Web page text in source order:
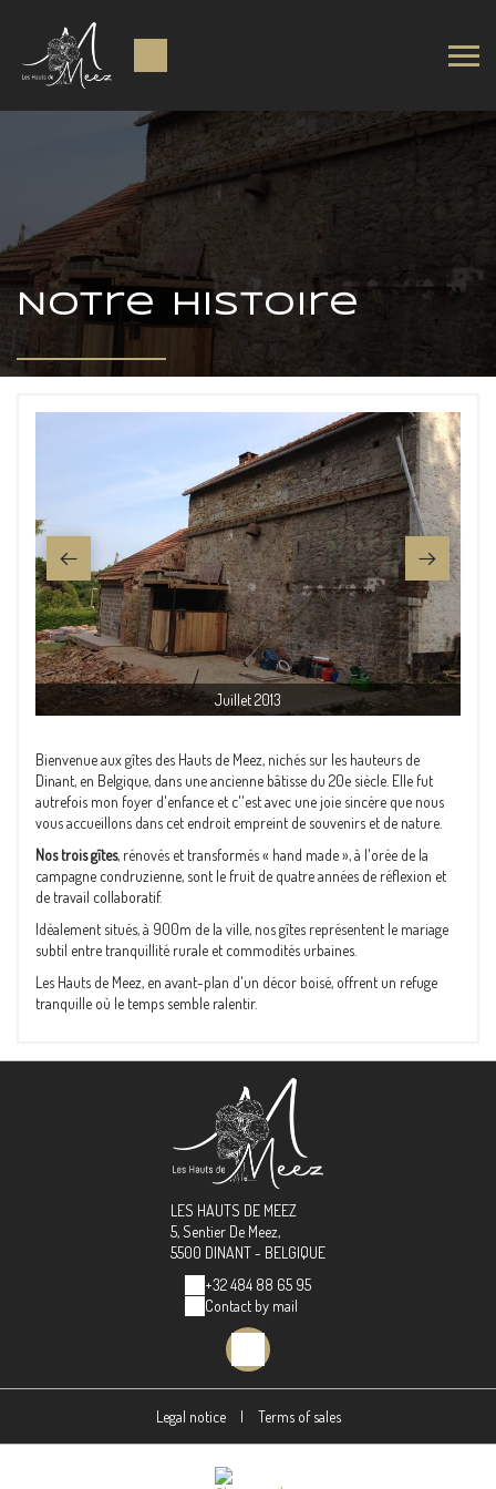
Notre histoire
Juillet 2013
Bienvenue aux gîtes des Hauts de Meez, nichés sur les hauteurs de
Dinant, en Belgique, dans une ancienne bâtisse du 20e siècle. Elle fut
autrefois mon foyer d'enfance et c''est avec une joie sincère que nous
vous accueillons dans cet endroit empreint de souvenirs et de nature.
Nos trois gîtes, rénovés et transformés « hand made », à l'orée de la
campagne condruzienne, sont le fruit de quatre années de réflexion et
de travail collaboratif.
Idéalement situés, à 900m de la ville, nos gîtes représentent le mariage
subtil entre tranquillité rurale et commodités urbaines.
Les Hauts de Meez, en avant-plan d'un décor boisé, offrent un refuge
tranquille où le temps semble ralentir.
LES HAUTS DE MEEZ
5, Sentier De Meez,
5500 DINANT - BELGIQUE
+32 484 88 65 95
Contact by mail
Legal notice | Terms of sales